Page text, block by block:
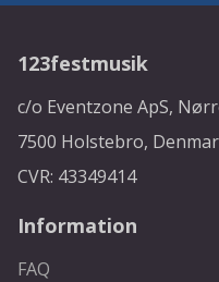
123festmusik
c/o Eventzone ApS,
7500 Holstebro,
CVR: 43349414
Information
FAQ